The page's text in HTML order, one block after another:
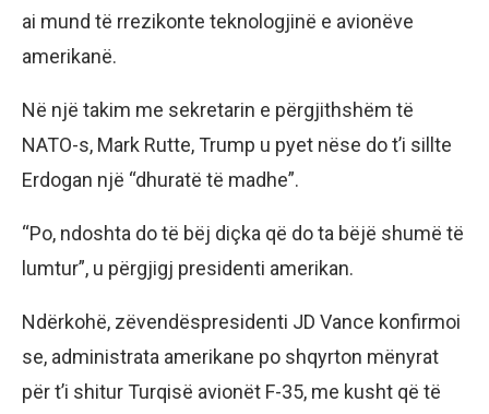
ai mund të rrezikonte teknologjinë e avionëve
amerikanë.
Në një takim me sekretarin e përgjithshëm të
NATO-s, Mark Rutte, Trump u pyet nëse do t’i sillte
Erdogan një “dhuratë të madhe”.
“Po, ndoshta do të bëj diçka që do ta bëjë shumë të
lumtur”, u përgjigj presidenti amerikan.
Ndërkohë, zëvendëspresidenti JD Vance konfirmoi
se, administrata amerikane po shqyrton mënyrat
për t’i shitur Turqisë avionët F-35, me kusht që të